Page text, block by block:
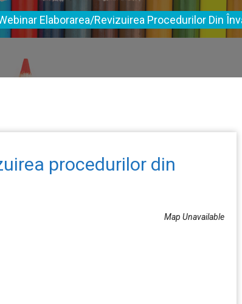
Elaborarea/revizuirea Procedurilor Din
procedurilor din
Map Unavailable